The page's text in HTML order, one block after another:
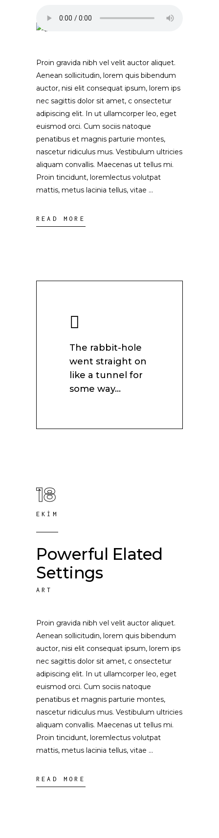
Proin gravida nibh vel velit auctor aliquet.
Aenean sollicitudin, lorem quis bibendum
auctor, nisi elit consequat ipsum, lorem ips
nec sagittis dolor sit amet, c onsectetur
adipiscing elit. In ut ullamcorper leo, eget
euismod orci. Cum sociis natoque
penatibus et magnis parturie montes,
nascetur ridiculus mus. Vestibulum ultricies
aliquam convallis. Maecenas ut tellus mi.
Proin tincidunt, loremlectus volutpat
mattis, metus lacinia tellus, vitae
READ MORE
The rabbit-hole
went straight on
like a tunnel for
some way…
18
EKIM
Powerful Elated
Settings
ART
Proin gravida nibh vel velit auctor aliquet.
Aenean sollicitudin, lorem quis bibendum
auctor, nisi elit consequat ipsum, lorem ips
nec sagittis dolor sit amet, c onsectetur
adipiscing elit. In ut ullamcorper leo, eget
euismod orci. Cum sociis natoque
penatibus et magnis parturie montes,
nascetur ridiculus mus. Vestibulum ultricies
aliquam convallis. Maecenas ut tellus mi.
Proin tincidunt, loremlectus volutpat
mattis, metus lacinia tellus, vitae
READ MORE